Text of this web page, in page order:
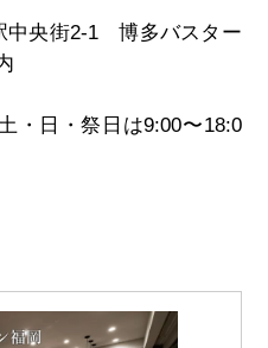
中央街2-1 博多バスター
・日・祭日は9:00〜18:0